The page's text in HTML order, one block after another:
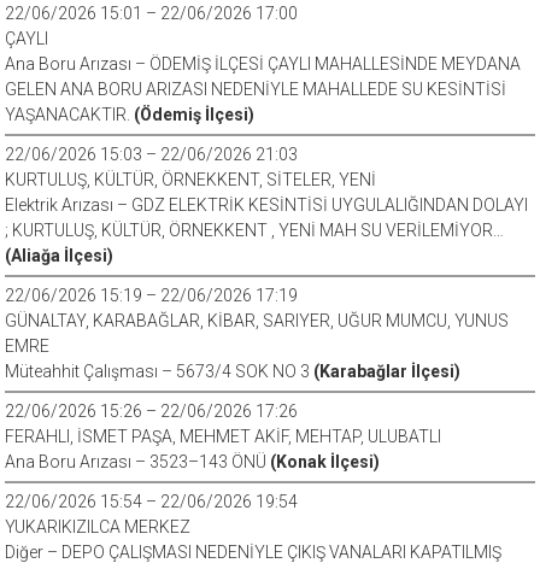
22/06/2026 15:01 – 22/06/2026 17:00
ÇAYLI
Ana Boru Arızası – ÖDEMİŞ İLÇESİ ÇAYLI MAHALLESİNDE MEYDANA
GELEN ANA BORU ARIZASI NEDENİYLE MAHALLEDE SU KESİNTİSİ
YAŞANACAKTIR. (Ödemiş İlçesi)
22/06/2026 15:03 – 22/06/2026 21:03
KURTULUŞ, KÜLTÜR, ÖRNEKKENT, SİTELER, YENİ
Elektrik Arızası – GDZ ELEKTRİK KESİNTİSİ UYGULALIĞINDAN DOLAYI
; KURTULUŞ, KÜLTÜR, ÖRNEKKENT , YENİ MAH SU VERİLEMİYOR…
(Aliağa İlçesi)
22/06/2026 15:19 – 22/06/2026 17:19
GÜNALTAY, KARABAĞLAR, KİBAR, SARIYER, UĞUR MUMCU, YUNUS
EMRE
Müteahhit Çalışması – 5673/4 SOK NO 3 (Karabağlar İlçesi)
22/06/2026 15:26 – 22/06/2026 17:26
FERAHLI, İSMET PAŞA, MEHMET AKİF, MEHTAP, ULUBATLI
Ana Boru Arızası – 3523–143 ÖNÜ (Konak İlçesi)
22/06/2026 15:54 – 22/06/2026 19:54
YUKARIKIZILCA MERKEZ
Diğer – DEPO ÇALIŞMASI NEDENİYLE ÇIKIŞ VANALARI KAPATILMIŞ